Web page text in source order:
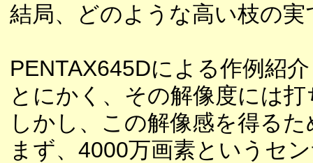
結局、どのような高い枝の
PENTAX645Dによる作例紹
とにかく、その解像度には
しかし、この解像感を得る
まず、4000万画素というセ